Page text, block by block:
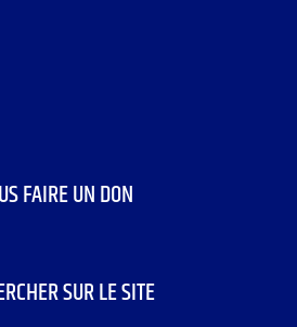
FAIRE UN DON
SUR LE SITE